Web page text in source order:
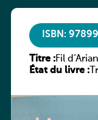
ISBN:
Titre :Fil
État du livre :